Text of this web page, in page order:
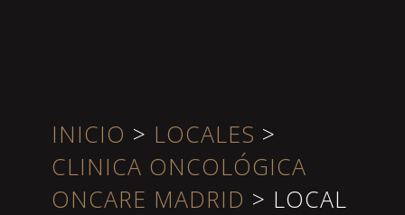
INICIO > LOCALES >
CLINICA ONCOLÓGICA
ONCARE MADRID > LOCAL